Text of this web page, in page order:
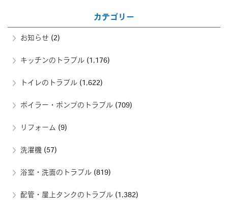
カテゴリー
お知らせ (2)
キッチンのトラブル (1,176)
トイレのトラブル (1,622)
ボイラー・ポンプのトラブル (709)
リフォーム (9)
洗濯機 (57)
浴室・洗面のトラブル (819)
配管・屋上タンクのトラブル (1,382)